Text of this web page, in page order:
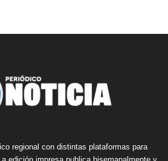
regional con distintas plataformas para